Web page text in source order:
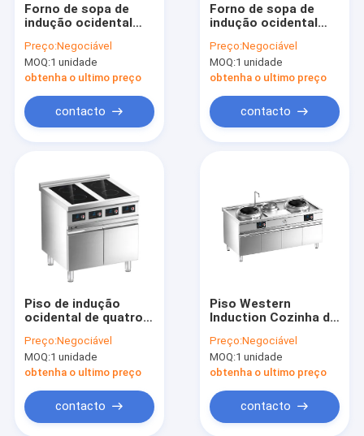
Produtos
Vídeos
Sobre nós
Contacte-nos
Notícias
Forno de sopa de
indução ocidental
Preço:Negociável
MOQ:1 unidade
obtenha o ultimo preço
contacto
Forno de sopa de
indução ocidental
Preço:Negociável
MOQ:1 unidade
obtenha o ultimo preço
contacto
Piso de indução
ocidental de quatro
com armário
Preço:Negociável
MOQ:1 unidade
obtenha o ultimo preço
contacto
Piso Western
Induction Cozinha de
Marie com gabinete
Preço:Negociável
MOQ:1 unidade
obtenha o ultimo preço
contacto